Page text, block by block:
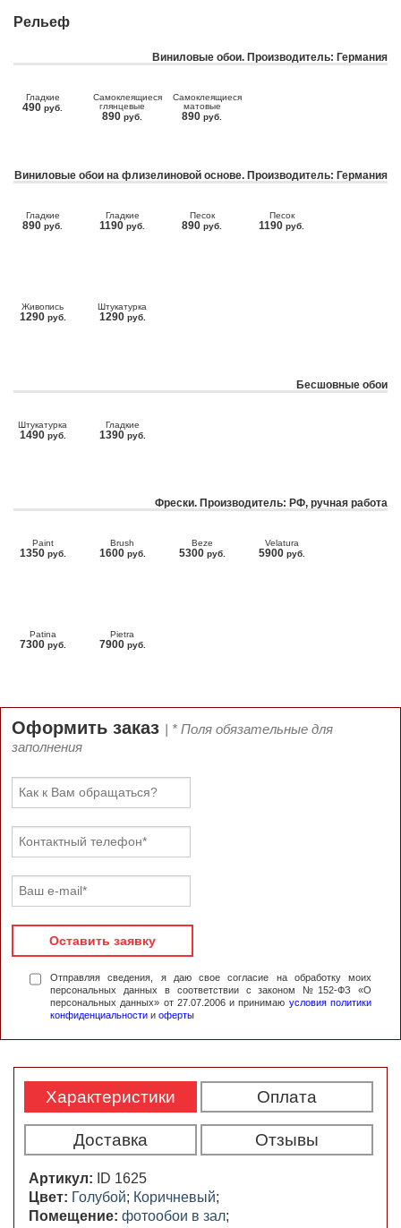
Рельеф
Виниловые обои. Производитель: Германия
Гладкие
490 руб.
Самоклеящиеся
глянцевые
890 руб.
Самоклеящиеся
матовые
890 руб.
Виниловые обои на флизелиновой основе. Производитель: Германия
Гладкие
890 руб.
Гладкие
1190 руб.
Песок
890 руб.
Песок
1190 руб.
Живопись
1290 руб.
Штукатурка
1290 руб.
Бесшовные обои
Штукатурка
1490 руб.
Гладкие
1390 руб.
Фрески. Производитель: РФ, ручная работа
Paint
1350 руб.
Brush
1600 руб.
Beze
5300 руб.
Velatura
5900 руб.
Patina
7300 руб.
Pietra
7900 руб.
Оформить заказ | * Поля обязательные для
заполнения
Оставить заявку
Отправляя сведения, я даю свое согласие на обработку моих
персональных данных в соответствии с законом №152-ФЗ «О
персональных данных» от 27.07.2006 и принимаю условия политики
конфиденциальности и оферты
Характеристики Оплата
Доставка Отзывы
Артикул:
ID 1625
Цвет: Голубой; Коричневый;
Помещение: фотообои в зал;